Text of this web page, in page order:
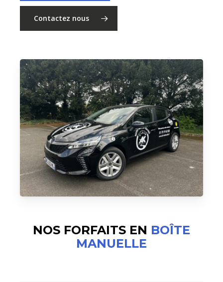
Contactez nous
NOS FORFAITS EN BOÎTE
MANUELLE